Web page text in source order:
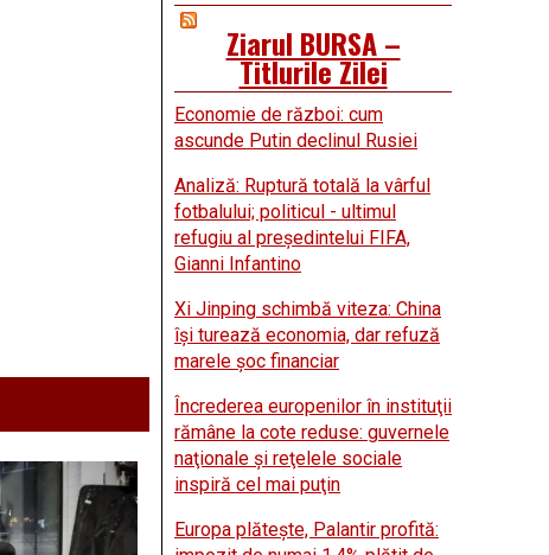
Ziarul BURSA –
Titlurile Zilei
Economie de război: cum
ascunde Putin declinul Rusiei
Analiză: Ruptură totală la vârful
fotbalului; politicul - ultimul
refugiu al preşedintelui FIFA,
Gianni Infantino
Xi Jinping schimbă viteza: China
îşi turează economia, dar refuză
marele şoc financiar
Încrederea europenilor în instituţii
rămâne la cote reduse: guvernele
naţionale şi reţelele sociale
inspiră cel mai puţin
Europa plăteşte, Palantir profită: